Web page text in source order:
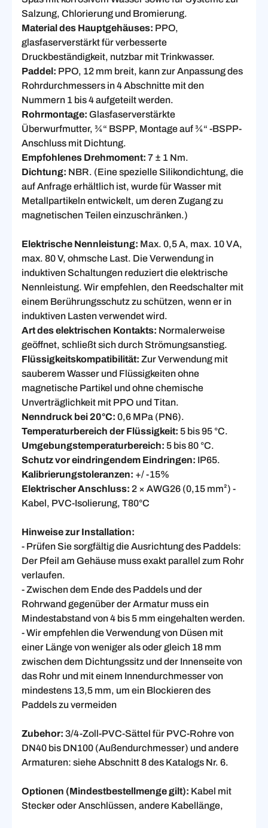
Salzung, Chlorierung und Bromierung.
Material des Hauptgehäuses: PPO,
glasfaserverstärkt für verbesserte
Druckbeständigkeit, nutzbar mit Trinkwasser.
Paddel: PPO, 12 mm breit, kann zur Anpassung des
Rohrdurchmessers in 4 Abschnitte mit den
Nummern 1 bis 4 aufgeteilt werden.
Rohrmontage: Glasfaserverstärkte
Überwurfmutter, ¾“ BSPP, Montage auf ¾“ -BSPP-
Anschluss mit Dichtung.
Empfohlenes Drehmoment: 7 ± 1 Nm.
Dichtung: NBR. (Eine spezielle Silikondichtung, die
auf Anfrage erhältlich ist, wurde für Wasser mit
Metallpartikeln entwickelt, um deren Zugang zu
magnetischen Teilen einzuschränken.)
Elektrische Nennleistung: Max. 0,5 A, max. 10 VA,
max. 80 V, ohmsche Last. Die Verwendung in
induktiven Schaltungen reduziert die elektrische
Nennleistung. Wir empfehlen, den Reedschalter mit
einem Berührungsschutz zu schützen, wenn er in
induktiven Lasten verwendet wird.
Art des elektrischen Kontakts: Normalerweise
geöffnet, schließt sich durch Strömungsanstieg.
Flüssigkeitskompatibilität: Zur Verwendung mit
sauberem Wasser und Flüssigkeiten ohne
magnetische Partikel und ohne chemische
Unverträglichkeit mit PPO und Titan.
Nenndruck bei 20°C: 0,6 MPa (PN6).
Temperaturbereich der Flüssigkeit: 5 bis 95 °C.
Umgebungstemperaturbereich: 5 bis 80 °C.
Schutz vor eindringendem Eindringen: IP65.
Kalibrierungstoleranzen: +/ -15%
Elektrischer Anschluss: 2 × AWG26 (0,15 mm²) -
Kabel, PVC-Isolierung, T80°C
Hinweise zur Installation:
- Prüfen Sie sorgfältig die Ausrichtung des Paddels:
Der Pfeil am Gehäuse muss exakt parallel zum Rohr
verlaufen.
- Zwischen dem Ende des Paddels und der
Rohrwand gegenüber der Armatur muss ein
Mindestabstand von 4 bis 5 mm eingehalten werden.
- Wir empfehlen die Verwendung von Düsen mit
einer Länge von weniger als oder gleich 18 mm
zwischen dem Dichtungssitz und der Innenseite von
das Rohr und mit einem Innendurchmesser von
mindestens 13,5 mm, um ein Blockieren des
Paddels zu vermeiden
Zubehor: 3/4-Zoll-PVC-Sättel für PVC-Rohre von
DN40 bis DN100 (Außendurchmesser) und andere
Armaturen: siehe Abschnitt 8 des Katalogs Nr. 6.
Optionen (Mindestbestellmenge gilt): Kabel mit
Stecker oder Anschlüssen, andere Kabellänge,